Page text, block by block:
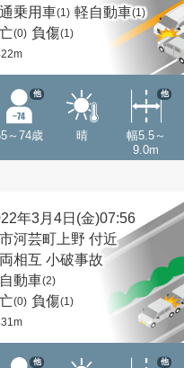
乗用車(1) 軽自動車(1)
(0) 負傷(1)
～74歳
他
晴
幅5.5～
9.0m
他
年3月4日(金)07:56
河芸町上野 付近
相互 小破事故
動車(2)
(0) 負傷(1)
他 他